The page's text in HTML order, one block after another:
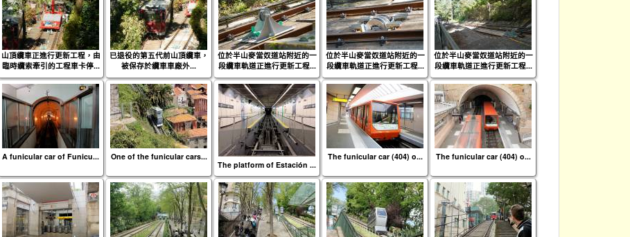
山頂纜車正進行更新工程，由
臨時纜索牽引的工程車卡停...
已退役的第五代前山頂纜車，
被保存於纜車車廠外...
位於半山麥當奴道站附近的一
段纜車軌道正進行更新工程...
位於半山麥當奴道站附近的一
段纜車軌道正進行更新工程...
位於半山麥當奴道站附近的一
段纜車軌道正進行更新工程...
A funicular car of Funicu...
One of the funicular cars...
The platform of Estación ...
The funicular car (404) o... The funicular car (404) o...